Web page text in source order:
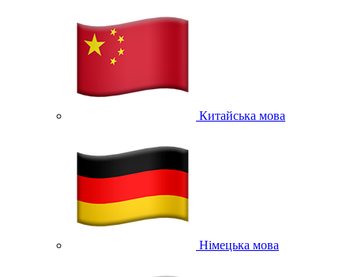
Китайська мова
Німецька мова